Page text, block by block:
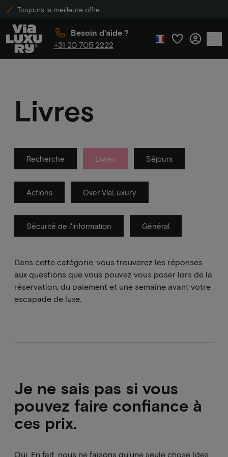
Toujours la meilleure offre
Besoin d'aide ?
+31 20 705 2222
Livres
Recherche Livres Séjours
Actions Over ViaLuxury
Sécurité de l'information Général
Dans cette catégorie, vous trouverez les réponses
aux questions que vous pouvez vous poser lors de la
réservation, du paiement et une semaine avant votre
escapade de luxe.
Je ne sais pas si vous
pouvez faire confiance à
ces prix.
Oui. En fait, nous ne faisons qu'une seule chose (des